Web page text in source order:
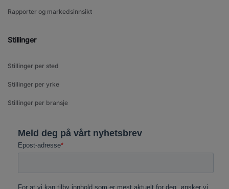
Rapporter og markedsinnsikt
Stillinger
Stillinger per sted
Stillinger per yrke
Stillinger per bransje